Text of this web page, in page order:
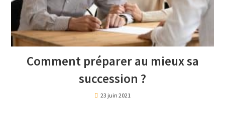
Comment préparer au mieux sa
succession ?
23 juin 2021